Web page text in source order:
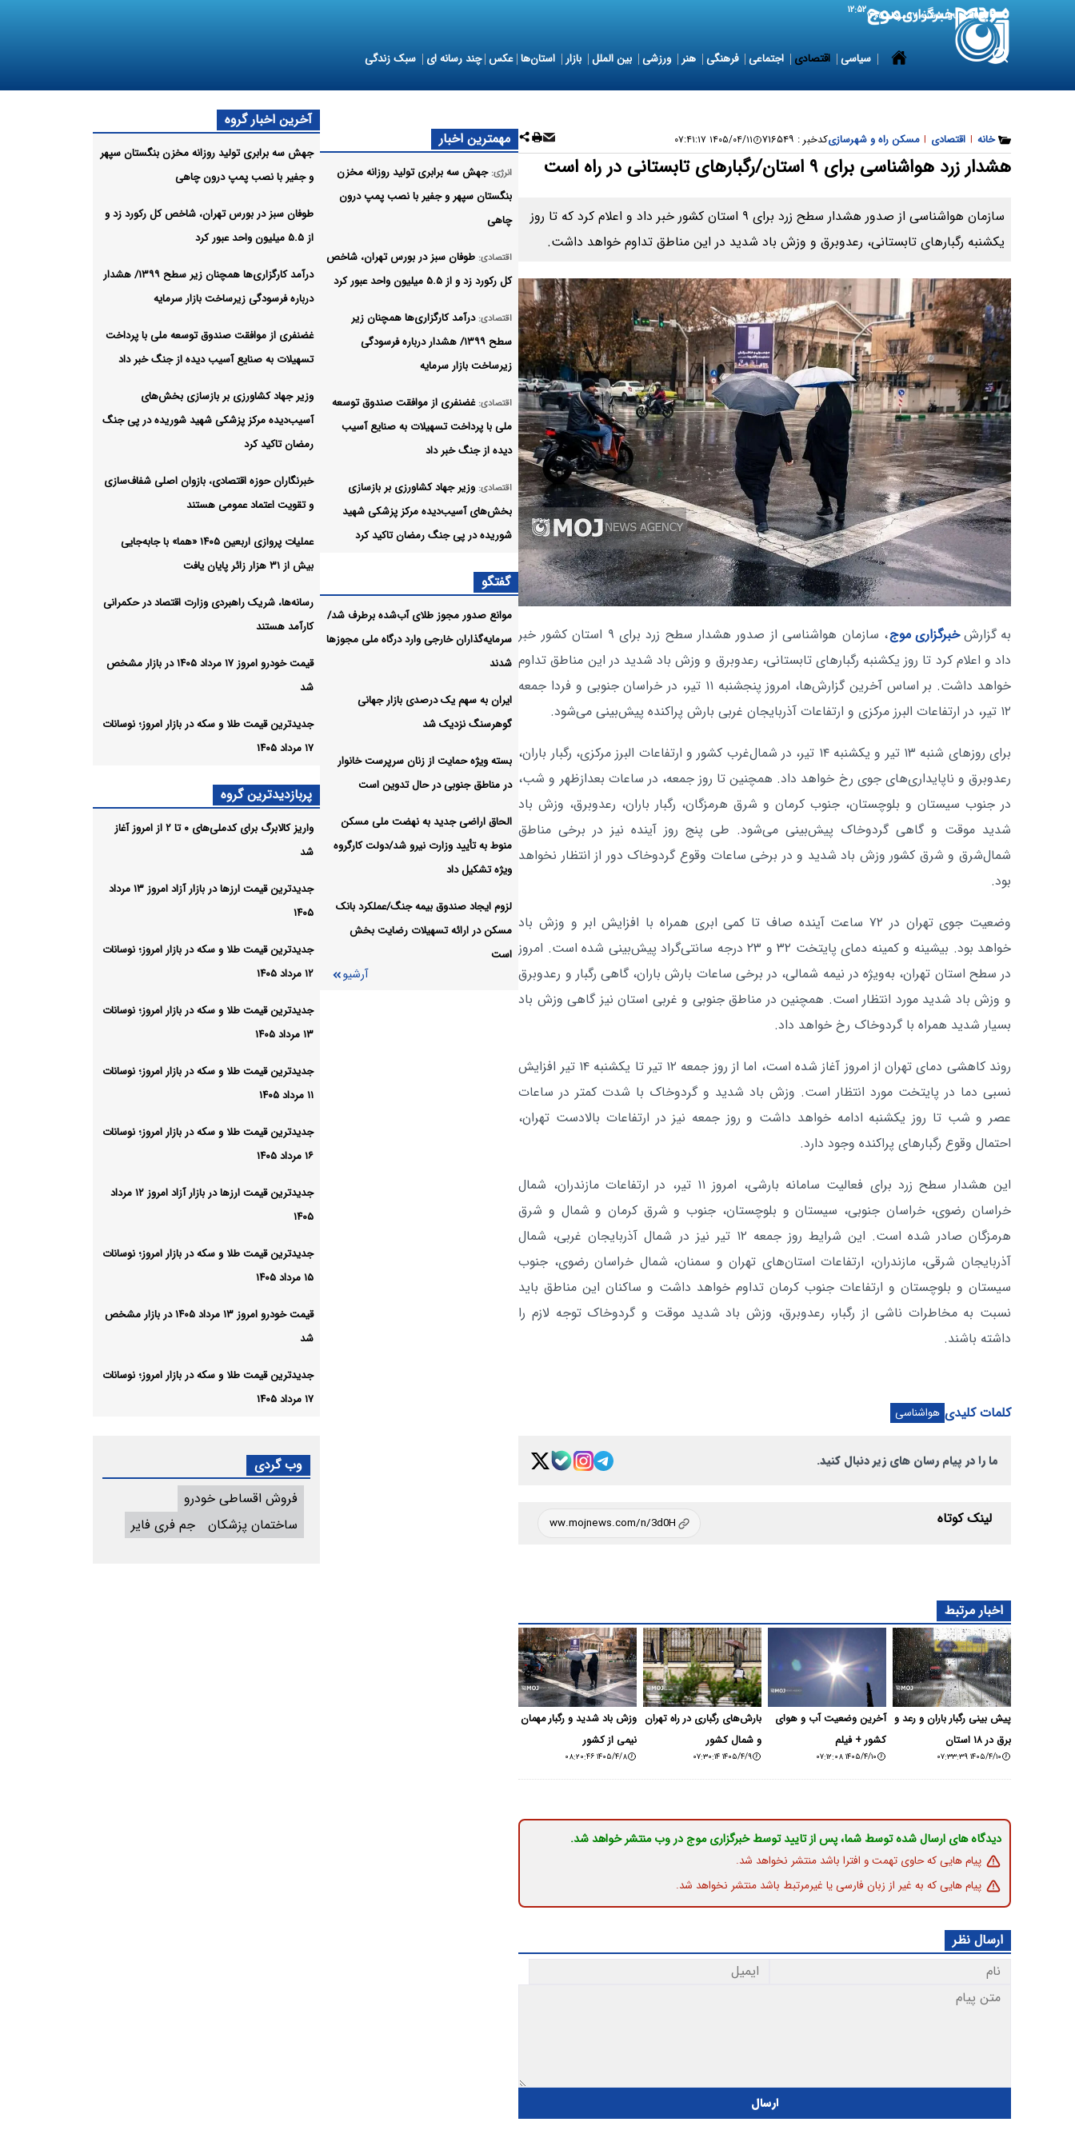
8 August 2026 شنبه ۱۷ مرداد ۱۴۰۵ ۱۲:۵۲
سیاسی اقتصادی اجتماعی فرهنگی هنر ورزشی بین الملل بازار استان‌ها عکس چند رسانه ای سبک زندگی
خانه | اقتصادی | مسکن راه و شهرسازیکدخبر : ۷۱۶۵۴۹ ۱۴۰۵/۰۴/۱۱ ۰۷:۴۱:۱۷
هشدار زرد هواشناسی برای ۹ استان/رگبارهای تابستانی در راه است
سازمان هواشناسی از صدور هشدار سطح زرد برای ۹ استان کشور خبر داد و اعلام کرد که تا روز
یکشنبه رگبارهای تابستانی، رعدوبرق و وزش باد شدید در این مناطق تداوم خواهد داشت.
به گزارشخبرگزاری موج
، سازمان هواشناسی از صدور هشدار سطح زرد برای ۹ استان کشور خبر
داد و اعلام کرد تا روز یکشنبه رگبارهای تابستانی، رعدوبرق و وزش باد شدید در این مناطق تداوم
خواهد داشت. بر اساس آخرین گزارش‌ها، امروز پنجشنبه ۱۱ تیر، در خراسان جنوبی و فردا جمعه
۱۲ تیر، در ارتفاعات البرز مرکزی و ارتفاعات آذربایجان غربی بارش پراکنده پیش‌بینی می‌شود.
برای روزهای شنبه ۱۳ تیر و یکشنبه ۱۴ تیر، در شمال‌غرب کشور و ارتفاعات البرز مرکزی، رگبار باران،
رعدوبرق و ناپایداری‌های جوی رخ خواهد داد. همچنین تا روز جمعه، در ساعات بعدازظهر و شب،
در جنوب سیستان و بلوچستان، جنوب کرمان و شرق هرمزگان، رگبار باران، رعدوبرق، وزش باد
شدید موقت و گاهی گردوخاک پیش‌بینی می‌شود. طی پنج روز آینده نیز در برخی مناطق
شمال‌شرق و شرق کشور وزش باد شدید و در برخی ساعات وقوع گردوخاک دور از انتظار نخواهد
بود.
وضعیت جوی تهران در ۷۲ ساعت آینده صاف تا کمی ابری همراه با افزایش ابر و وزش باد
خواهد بود. بیشینه و کمینه دمای پایتخت ۳۲ و ۲۳ درجه سانتی‌گراد پیش‌بینی شده است. امروز
در سطح استان تهران، به‌ویژه در نیمه شمالی، در برخی ساعات بارش باران، گاهی رگبار و رعدوبرق
و وزش باد شدید مورد انتظار است. همچنین در مناطق جنوبی و غربی استان نیز گاهی وزش باد
بسیار شدید همراه با گردوخاک رخ خواهد داد.
روند کاهشی دمای تهران از امروز آغاز شده است، اما از روز جمعه ۱۲ تیر تا یکشنبه ۱۴ تیر افزایش
نسبی دما در پایتخت مورد انتظار است. وزش باد شدید و گردوخاک با شدت کمتر در ساعات
عصر و شب تا روز یکشنبه ادامه خواهد داشت و روز جمعه نیز در ارتفاعات بالادست تهران،
احتمال وقوع رگبارهای پراکنده وجود دارد.
این هشدار سطح زرد برای فعالیت سامانه بارشی، امروز ۱۱ تیر، در ارتفاعات مازندران، شمال
خراسان رضوی، خراسان جنوبی، سیستان و بلوچستان، جنوب و شرق کرمان و شمال و شرق
هرمزگان صادر شده است. این شرایط روز جمعه ۱۲ تیر نیز در شمال آذربایجان غربی، شمال
آذربایجان شرقی، مازندران، ارتفاعات استان‌های تهران و سمنان، شمال خراسان رضوی، جنوب
سیستان و بلوچستان و ارتفاعات جنوب کرمان تداوم خواهد داشت و ساکنان این مناطق باید
نسبت به مخاطرات ناشی از رگبار، رعدوبرق، وزش باد شدید موقت و گردوخاک توجه لازم را
داشته باشند.
کلمات کلیدی هواشناسی
ما را در پیام رسان های زیر دنبال کنید.
لینک کوتاه
اخبار مرتبط
پیش بینی رگبار باران و رعد و
برق در ۱۸ استان
۱۴۰۵/۴/۱۰ ۰۷:۳۳:۳۹
آخرین وضعیت آب و هوای
کشور + فیلم
۱۴۰۵/۴/۱۰ ۰۷:۱۲:۰۸
بارش‌های رگباری در راه تهران
و شمال کشور
۱۴۰۵/۴/۹ ۰۷:۳۰:۱۴
وزش باد شدید و رگبار مهمان
نیمی از کشور
۱۴۰۵/۴/۸ ۰۸:۲۰:۴۶
دیدگاه های ارسال شده توسط شما، پس از تایید توسط خبرگزاری موج در وب منتشر خواهد شد.
پیام هایی که حاوی تهمت و افترا باشد منتشر نخواهد شد.
پیام هایی که به غیر از زبان فارسی یا غیرمرتبط باشد منتشر نخواهد شد.
ارسال نظر
ارسال
مهمترین اخبار
انرژی: جهش سه برابری تولید روزانه مخزن
بنگستان سپهر و جفیر با نصب پمپ درون
چاهی
اقتصادی: طوفان سبز در بورس تهران، شاخص
کل رکورد زد و از ۵.۵ میلیون واحد عبور کرد
اقتصادی: درآمد کارگزاری‌ها همچنان زیر
سطح ۱۳۹۹/ هشدار درباره فرسودگی
زیرساخت بازار سرمایه
اقتصادی: غضنفری از موافقت صندوق توسعه
ملی با پرداخت تسهیلات به صنایع آسیب
دیده از جنگ خبر داد
اقتصادی: وزیر جهاد کشاورزی بر بازسازی
بخش‌های آسیب‌دیده مرکز پزشکی شهید
شوریده در پی جنگ رمضان تاکید کرد
اقتصادی: خبرنگاران حوزه اقتصادی، بازوان
اصلی شفاف‌سازی و تقویت اعتماد عمومی
هستند
اقتصادی:
اقتصادی: رسانه‌ها، شریک راهبردی وزارت
اقتصادی:
اقتصادی: جدیدترین قیمت طلا و سکه در بازار
امروز؛ نوسانات ۱۷ مرداد ۱۴۰۵
گفتگو
موانع صدور مجوز طلای آب‌شده برطرف شد/
سرمایه‌گذاران خارجی وارد درگاه ملی مجوزها
شدند
ایران به سهم یک‌ درصدی بازار جهانی
گوهرسنگ نزدیک شد
بسته ویژه حمایت از زنان سرپرست خانوار
در مناطق جنوبی در حال تدوین است
الحاق اراضی جدید به نهضت ملی مسکن
منوط به تأیید وزارت نیرو شد/دولت کارگروه
ویژه تشکیل داد
لزوم ایجاد صندوق بیمه جنگ/عملکرد بانک
مسکن در ارائه تسهیلات رضایت بخش
است
آرشیو
آخرین اخبار گروه
جهش سه برابری تولید روزانه مخزن بنگستان سپهر
و جفیر با نصب پمپ درون چاهی
طوفان سبز در بورس تهران، شاخص کل رکورد زد و
از ۵.۵ میلیون واحد عبور کرد
درآمد کارگزاری‌ها همچنان زیر سطح ۱۳۹۹/ هشدار
درباره فرسودگی زیرساخت بازار سرمایه
غضنفری از موافقت صندوق توسعه ملی با پرداخت
تسهیلات به صنایع آسیب دیده از جنگ خبر داد
وزیر جهاد کشاورزی بر بازسازی بخش‌های
آسیب‌دیده مرکز پزشکی شهید شوریده در پی جنگ
رمضان تاکید کرد
خبرنگاران حوزه اقتصادی، بازوان اصلی شفاف‌سازی
و تقویت اعتماد عمومی هستند
عملیات پروازی اربعین ۱۴۰۵ «هما» با جابه‌جایی
بیش از ۳۱ هزار زائر پایان یافت
رسانه‌ها، شریک راهبردی وزارت اقتصاد در حکمرانی
کارآمد هستند
قیمت خودرو امروز ۱۷ مرداد ۱۴۰۵ در بازار مشخص
شد
جدیدترین قیمت طلا و سکه در بازار امروز؛ نوسانات
۱۷ مرداد ۱۴۰۵
پربازدیدترین گروه
واریز کالابرگ برای کدملی‌های ۰ تا ۲ از امروز آغاز
شد
جدیدترین قیمت ارزها در بازار آزاد امروز ۱۳ مرداد
۱۴۰۵
جدیدترین قیمت طلا و سکه در بازار امروز؛ نوسانات
۱۲ مرداد ۱۴۰۵
جدیدترین قیمت طلا و سکه در بازار امروز؛ نوسانات
۱۳ مرداد ۱۴۰۵
جدیدترین قیمت طلا و سکه در بازار امروز؛ نوسانات
۱۱ مرداد ۱۴۰۵
جدیدترین قیمت طلا و سکه در بازار امروز؛ نوسانات
۱۶ مرداد ۱۴۰۵
جدیدترین قیمت ارزها در بازار آزاد امروز ۱۲ مرداد
۱۴۰۵
جدیدترین قیمت طلا و سکه در بازار امروز؛ نوسانات
۱۵ مرداد ۱۴۰۵
قیمت خودرو امروز ۱۳ مرداد ۱۴۰۵ در بازار مشخص
شد
جدیدترین قیمت طلا و سکه در بازار امروز؛ نوسانات
۱۷ مرداد ۱۴۰۵
وب گردی
فروش اقساطی خودرو
ساختمان پزشکان
جم فری فایر